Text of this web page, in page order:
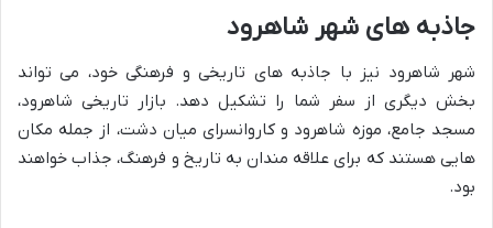
جاذبه های شهر شاهرود
شهر شاهرود نیز با جاذبه های تاریخی و فرهنگی خود، می تواند
بخش دیگری از سفر شما را تشکیل دهد. بازار تاریخی شاهرود،
مسجد جامع، موزه شاهرود و کاروانسرای میان دشت، از جمله مکان
هایی هستند که برای علاقه مندان به تاریخ و فرهنگ، جذاب خواهند
بود.